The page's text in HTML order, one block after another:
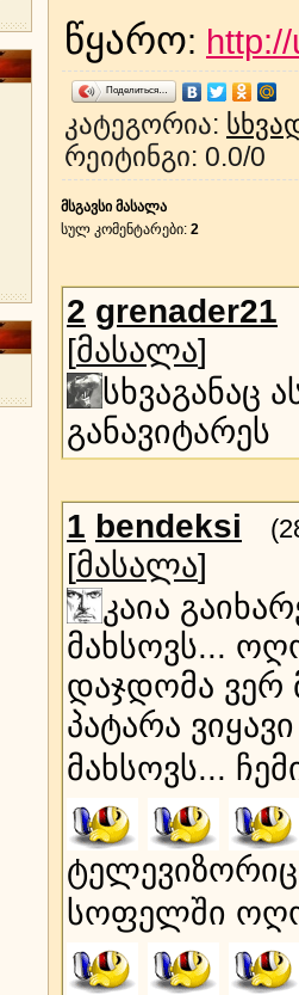
წყარო:
Поделиться…
კატეგორია:
რეიტინგი: 0.0/0
მსგავსი მასალა
სულ კომენტარები: 2
2 grenader21
[მასალა]
სხვაგანაც
განავიტარეს
1 bendeksi
[მასალა]
კაია
მახსოვს...
დაჯდომა ვერ
პატარა
მახსოვს...
ტელევიზორიც
სოფელში